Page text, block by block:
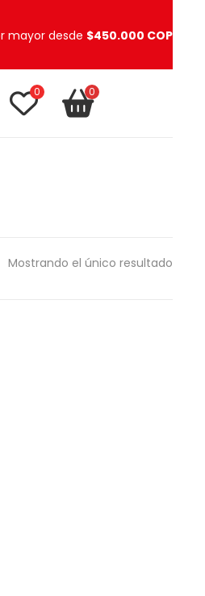
mayor desde $450.000 COP
0 0
Mostrando el único resultado